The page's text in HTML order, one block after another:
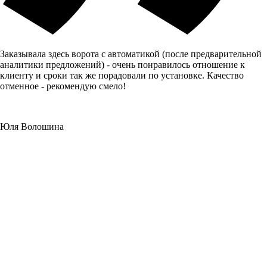
Заказывала здесь ворота с автоматикой (после предварительной
аналитики предложений) - очень понравилось отношение к
клиенту и сроки так же порадовали по установке. Качество
отменное - рекомендую смело!
Юля Волошина